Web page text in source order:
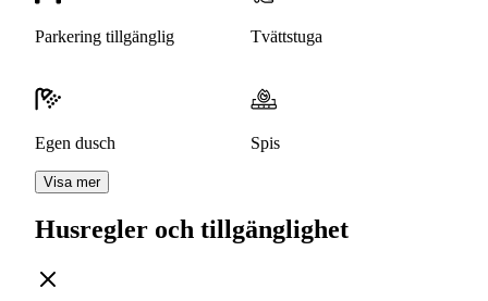
Parkering tillgänglig Tvättstuga
Egen dusch Spis
Visa mer
Husregler och tillgänglighet